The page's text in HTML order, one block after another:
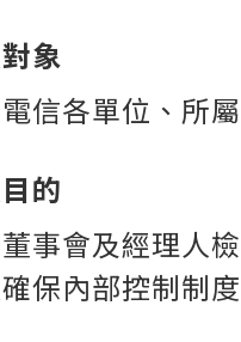
象
信各單位、所
的
事會及經理人
保內部控制制